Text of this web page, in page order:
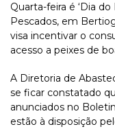
Quarta-feira é ‘Dia
Pescados, em
visa incentivar o
acesso a peixes de
A Diretoria de
se ficar constatado
anunciados no
estão à disposição